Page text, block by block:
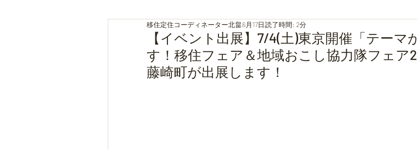
【イベント出展】7/4(土)東京開催「テーマ
す！移住フェア＆地域おこし協力隊フェア
藤崎町が出展します！
移住定住コーディネーター北畠 6月17日読了時間: 2分